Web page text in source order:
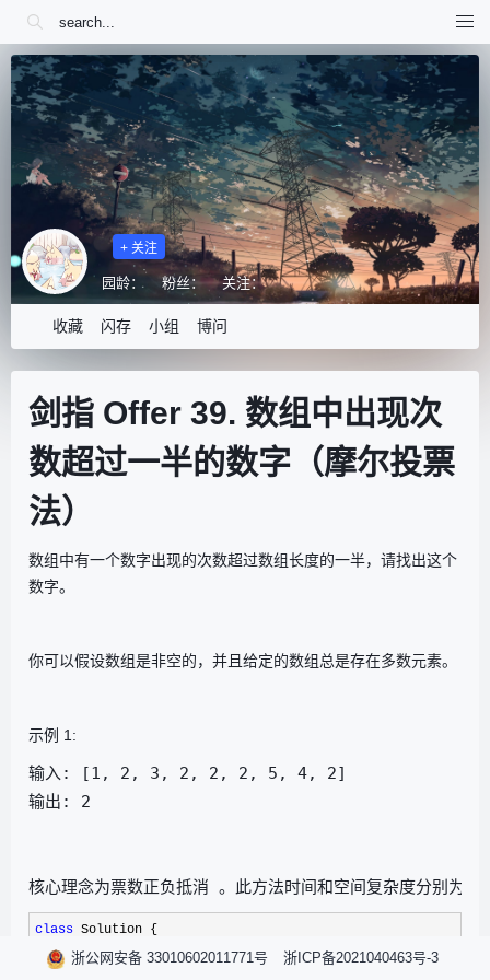
收藏 闪存 小组 博问
+ 关注
园龄： 粉丝： 关注：
剑指 Offer 39. 数组中出现次
数超过一半的数字（摩尔投票
法）
数组中有一个数字出现的次数超过数组长度的一半，请找出这个
数字。
你可以假设数组是非空的，并且给定的数组总是存在多数元素。
示例 1:
输入: [1, 2, 3, 2, 2, 2, 5, 4, 2]
输出: 2
核心理念为票数正负抵消 。此方法时间和空间复杂度分别为
class
public:
浙公网安备 33010602011771号 浙ICP备2021040463号-3